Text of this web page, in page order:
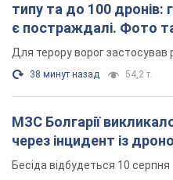
типу та до 100 дронів:
є постраждалі. Фото
Для терору ворог застосував
38 минут назад 54,2 т.
МЗС Болгарії
через інцидент із
Бесіда відбудеться 10 серпня